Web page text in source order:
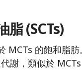
脂 (SCTs)
MCTs 的飽和脂
謝，類似於